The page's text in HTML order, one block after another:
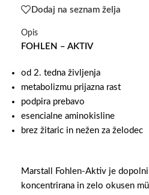
Dodaj na seznam želja
Opis
FOHLEN – AKTIV
od 2. tedna življenja
metabolizmu prijazna rast
podpira prebavo
esencialne aminokisline
brez žitaric in nežen za želodec
Marstall Fohlen-Aktiv je
koncentrirana in zelo okusen